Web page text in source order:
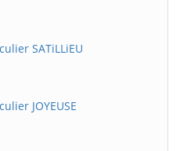
SATiLLiEU
JOYEUSE